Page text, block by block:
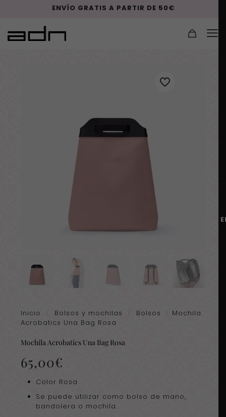
ENVÍO GRATIS A PARTIR DE 50€
Inicio Bolsos y mochilas Bolsos
Mochila
Acrobatics Una Bag Rosa
Mochila Acrobatics Una Bag Rosa
65,00€
Color Rosa
Se puede utilizar como bolso de mano,
bandolera o mochila.